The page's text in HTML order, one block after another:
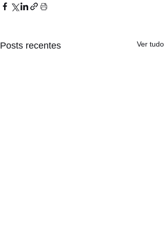
Posts recentes Ver tudo